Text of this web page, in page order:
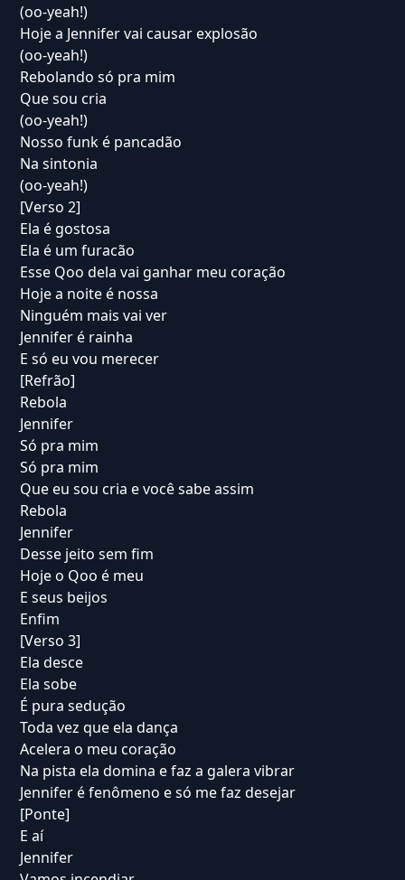
(oo-yeah!)
Hoje a Jennifer vai causar explosão
(oo-yeah!)
Rebolando só pra mim
Que sou cria
(oo-yeah!)
Nosso funk é pancadão
Na sintonia
(oo-yeah!)
[Verso 2]
Ela é gostosa
Ela é um furacão
Esse Qoo dela vai ganhar meu coração
Hoje a noite é nossa
Ninguém mais vai ver
Jennifer é rainha
E só eu vou merecer
[Refrão]
Rebola
Jennifer
Só pra mim
Só pra mim
Que eu sou cria e você sabe assim
Rebola
Jennifer
Desse jeito sem fim
Hoje o Qoo é meu
E seus beijos
Enfim
[Verso 3]
Ela desce
Ela sobe
É pura sedução
Toda vez que ela dança
Acelera o meu coração
Na pista ela domina e faz a galera vibrar
Jennifer é fenômeno e só me faz desejar
[Ponte]
E aí
Jennifer